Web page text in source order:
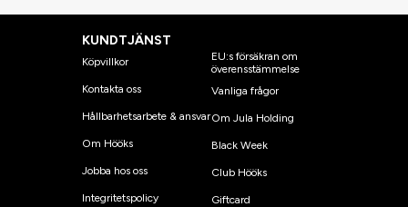
KUNDTJÄNST
Köpvillkor
Kontakta oss
Hållbarhetsarbete & ansvar
Om Hööks
Jobba hos oss
Integritetspolicy
EU:s försäkran om
överensstämmelse
Vanliga frågor
Om Jula Holding
Black Week
Club Hööks
Giftcard